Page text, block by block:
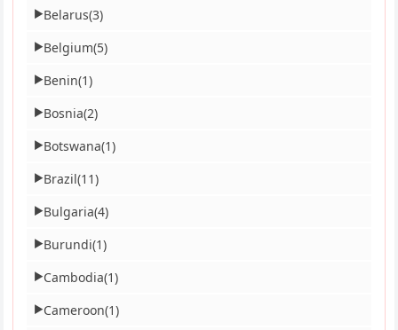
▶Belarus(3)
▶Belgium(5)
▶Benin(1)
▶Bosnia(2)
▶Botswana(1)
▶Brazil(11)
▶Bulgaria(4)
▶Burundi(1)
▶Cambodia(1)
▶Cameroon(1)